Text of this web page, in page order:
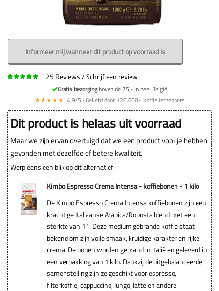
Informeer mij wanneer dit product op voorraad is
25 Reviews Schrijf een review
Gratis bezorgingboven de 75,- in heel België
★★★★★ 4,9/5 · Geliefd door 120.000+ koffieliefhebbers
Dit product is helaas uit voorraad
Maar we zijn ervan overtuigd dat we een product voor je hebben
gevonden met dezelfde of betere kwaliteit.
Werp eens een blik op dit alternatief:
Kimbo Espresso Crema Intensa - koffiebonen - 1 kilo
De Kimbo Espresso Crema Intensa koffiebonen zijn een
krachtige Italiaanse Arabica/Robusta blend met een
sterkte van 11. Deze medium gebrande koffie staat
bekend om zijn volle smaak, kruidige karakter en rijke
crema. De bonen worden gebrand in Italië en geleverd in
een verpakking van 1 kilo. Dankzij de uitgebalanceerde
samenstelling zijn ze geschikt voor espresso,
filterkoffie, cappuccino, lungo, latte en andere